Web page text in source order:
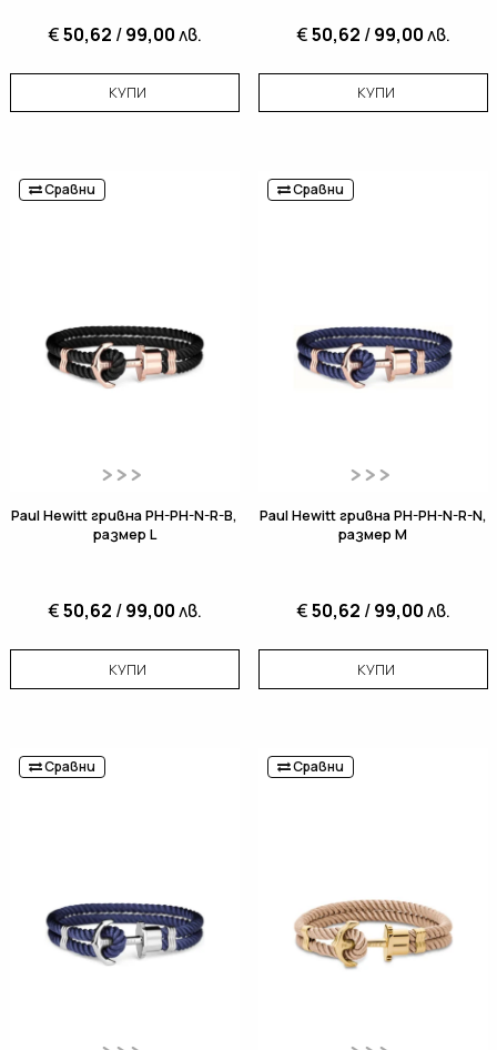
€50,62 /99,00лв.
КУПИ
€50,62 /99,00лв.
КУПИ
Сравни
Paul Hewitt гривна PH-PH-N-R-B,
размер L
€50,62 /99,00лв.
КУПИ
Сравни
Paul Hewitt гривна PH-PH-N-R-N,
размер M
€50,62 /99,00лв.
КУПИ
Сравни Сравни